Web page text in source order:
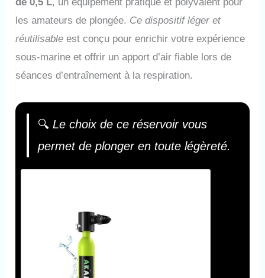
les amateurs de plongée. Ce dispositif léger et
réutilisable est conçu pour enrichir votre expérience
sous-marine et offrir un apport d’air fiable lors de
séances d’entraînement à la respiration.
🔍 Le choix de ce réservoir vous
permet de plonger en toute légèreté.